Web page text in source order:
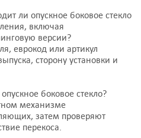
Боковое стекло
2034LGNS4FDW
Shatterprufe
Подробнее
Боковое стекло
ли опускное боковое стекло
включая
версии?
еврокод или артикул
сторону установки и
боковое стекло?
механизме
затем проверяют
перекоса.